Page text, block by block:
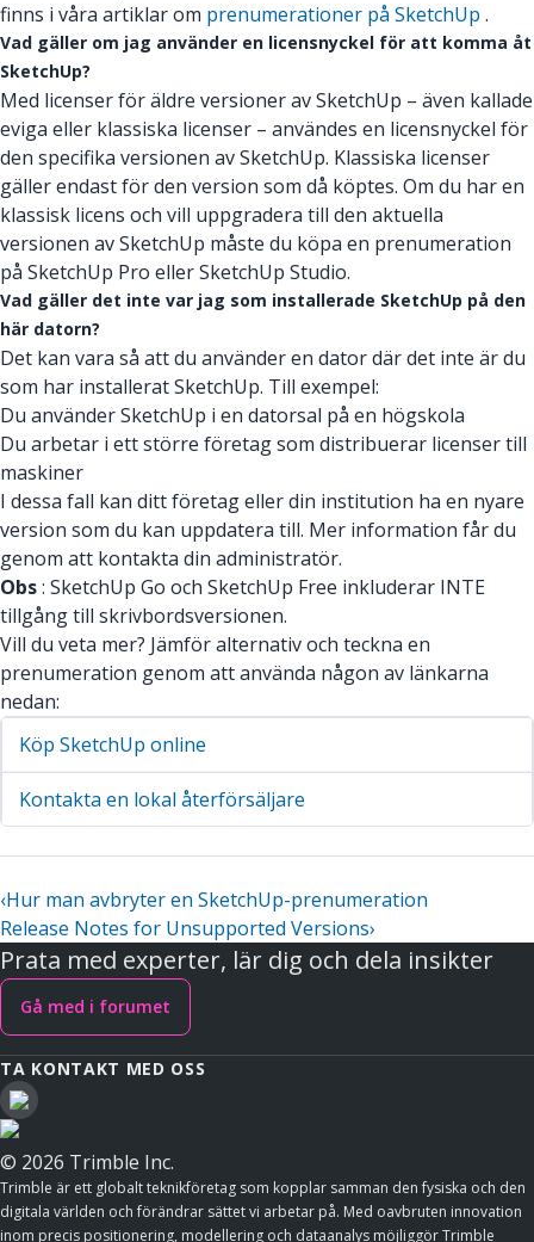
finns i våra artiklar om prenumerationer på SketchUp .
Vad gäller om jag använder en licensnyckel för att komma åt
SketchUp?
Med licenser för äldre versioner av SketchUp – även kallade
eviga eller klassiska licenser – användes en licensnyckel för
den specifika versionen av SketchUp. Klassiska licenser
gäller endast för den version som då köptes. Om du har en
klassisk licens och vill uppgradera till den aktuella
versionen av SketchUp måste du köpa en prenumeration
på SketchUp Pro eller SketchUp Studio.
Vad gäller det inte var jag som installerade SketchUp på den
här datorn?
Det kan vara så att du använder en dator där det inte är du
som har installerat SketchUp. Till exempel:
Du använder SketchUp i en datorsal på en högskola
Du arbetar i ett större företag som distribuerar licenser till
maskiner
I dessa fall kan ditt företag eller din institution ha en nyare
version som du kan uppdatera till. Mer information får du
genom att kontakta din administratör.
Obs: SketchUp Go och SketchUp Free inkluderar INTE
tillgång till skrivbordsversionen.
Vill du veta mer? Jämför alternativ och teckna en
prenumeration genom att använda någon av länkarna
nedan:
Köp SketchUp online
Kontakta en lokal återförsäljare
‹Hur man avbryter en SketchUp-prenumeration
Release Notes for Unsupported Versions›
Prata med experter, lär dig och dela insikter
Gå med i forumet
TA KONTAKT MED OSS
© 2026 Trimble Inc.
Trimble är ett globalt teknikföretag som kopplar samman den fysiska och den
digitala världen och förändrar sättet vi arbetar på. Med oavbruten innovation
inom precis positionering, modellering och dataanalys möjliggör Trimble